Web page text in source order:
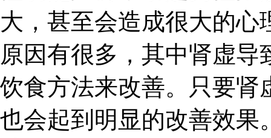
大，甚至会造成很大的
原因有很多，其中肾虚
饮食方法来改善。只要肾
也会起到明显的改善效果